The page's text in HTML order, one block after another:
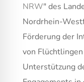
NRW" des
Nordrhein-
Förderung der
von
Unterstützung